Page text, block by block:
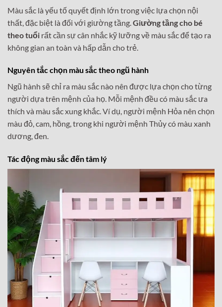
Màu sắc là yếu tố quyết định lớn trong việc lựa chọn nội
thất, đặc biệt là đối với giường tầng. Giường tầng cho bé
theo tuổi rất cần sự cân nhắc kỹ lưỡng về màu sắc để tạo ra
không gian an toàn và hấp dẫn cho trẻ.
Nguyên tắc chọn màu sắc theo ngũ hành
Ngũ hành sẽ chỉ ra màu sắc nào nên được lựa chọn cho từng
người dựa trên mệnh của họ. Mỗi mệnh đều có màu sắc ưa
thích và màu sắc xung khắc. Ví dụ, người mệnh Hỏa nên chọn
màu đỏ, cam, hồng, trong khi người mệnh Thủy có màu xanh
dương, đen.
Tác động màu sắc đến tâm lý